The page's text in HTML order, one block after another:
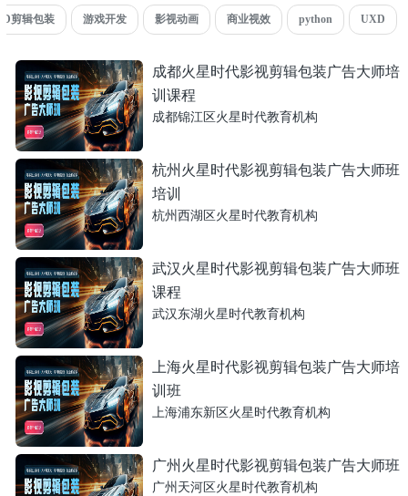
剪辑包装 游戏开发 影视动画 商业视效 python UXD
成都火星时代影视剪辑包装广告大师培
训课程
成都锦江区火星时代教育机构
杭州火星时代影视剪辑包装广告大师班
培训
杭州西湖区火星时代教育机构
武汉火星时代影视剪辑包装广告大师班
课程
武汉东湖火星时代教育机构
上海火星时代影视剪辑包装广告大师培
训班
上海浦东新区火星时代教育机构
广州火星时代影视剪辑包装广告大师班
广州天河区火星时代教育机构